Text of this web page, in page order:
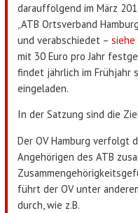
darauffolgend im März
„ATB Ortsverband
und verabschiedet – siehe
mit 30 Euro pro Jahr
findet jährlich im Frühjahr
eingeladen.
In der Satzung sind die
Der OV Hamburg verfolgt
Angehörigen des ATB
führt der OV unter
durch, wie z.B.